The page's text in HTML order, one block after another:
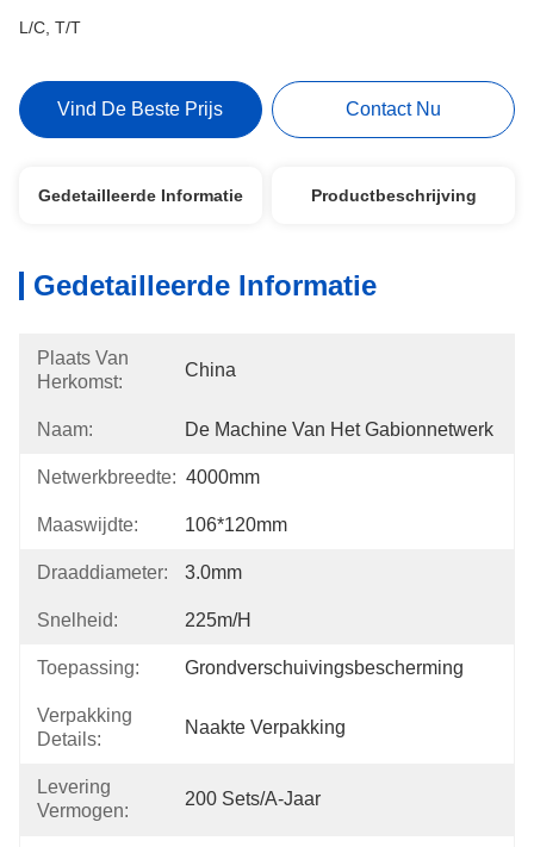
L/C, T/T
Vind De Beste Prijs Contact Nu
Gedetailleerde Informatie Productbeschrijving
Gedetailleerde Informatie
Plaats Van
Herkomst:
China
Naam: De Machine Van Het Gabionnetwerk
Netwerkbreedte: 4000mm
Maaswijdte: 106*120mm
Draaddiameter: 3.0mm
Snelheid: 225m/h
Toepassing: Grondverschuivingsbescherming
Verpakking
Details:
Naakte Verpakking
Levering
Vermogen:
200 Sets/a-Jaar